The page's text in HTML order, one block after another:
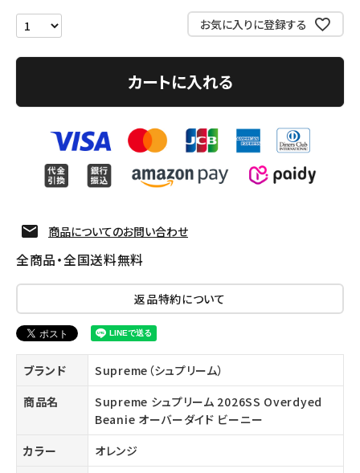
meeting_room ログイン 会員登録
Follow us
お気に入りに登録する
カートに入れる
商品についてのお問い合わせ
全商品・全国送料無料
返品特約について
ブランド
Supreme（シュプリーム）
商品名
Supreme シュプリーム 2026SS Overdyed
Beanie オーバーダイド ビーニー
カラー
オレンジ